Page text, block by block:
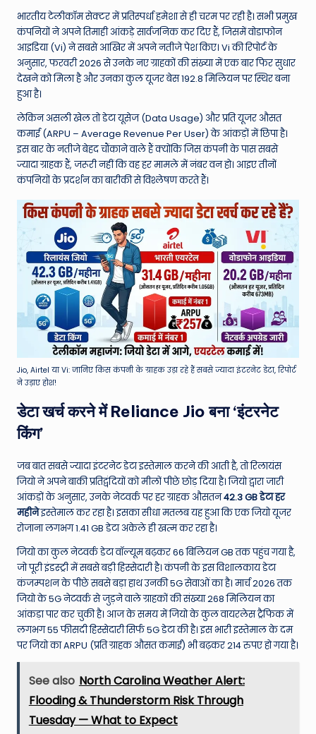
T
h
e
W
o
rl
d
भारतीय टेलीकॉम सेक्टर में प्रतिस्पर्धा हमेशा से ही चरम पर रही है। सभी प्रमुख
कंपनियों ने अपने तिमाही आंकड़े सार्वजनिक कर दिए हैं, जिसमें वोडाफोन
आइडिया (Vi) ने सबसे आखिर में अपने नतीजे पेश किए। Vi की रिपोर्ट के
अनुसार, फरवरी 2026 से उनके नए ग्राहकों की संख्या में एक बार फिर सुधार
देखने को मिला है और उनका कुल यूजर बेस 192.8 मिलियन पर स्थिर बना
हुआ है।
लेकिन असली खेल तो डेटा यूसेज (Data Usage) और प्रति यूजर औसत
कमाई (ARPU – Average Revenue Per User) के आंकड़ों में छिपा है।
इस बार के नतीजे बेहद चौंकाने वाले हैं क्योंकि जिस कंपनी के पास सबसे
ज्यादा ग्राहक हैं, जरूरी नहीं कि वह हर मामले में नंबर वन हो। आइए तीनों
कंपनियों के प्रदर्शन का बारीकी से विश्लेषण करते हैं।
Jio, Airtel या Vi: जानिए किस कंपनी के ग्राहक उड़ा रहे हैं सबसे ज्यादा इंटरनेट डेटा, रिपोर्ट
ने उड़ाए होश!
डेटा खर्च करने में Reliance Jio बना ‘इंटरनेट
किंग’
जब बात सबसे ज्यादा इंटरनेट डेटा इस्तेमाल करने की आती है, तो रिलायंस
जियो ने अपने बाकी प्रतिद्वंदियों को मीलों पीछे छोड़ दिया है। जियो द्वारा जारी
आंकड़ों के अनुसार, उनके नेटवर्क पर हर ग्राहक औसतन42.3 GB डेटा हर
महीनेइस्तेमाल कर रहा है। इसका सीधा मतलब यह हुआ कि एक जियो यूजर
रोजाना लगभग 1.41 GB डेटा अकेले ही खत्म कर रहा है।
जियो का कुल नेटवर्क डेटा वॉल्यूम बढ़कर 66 बिलियन GB तक पहुंच गया है,
जो पूरी इंडस्ट्री में सबसे बड़ी हिस्सेदारी है। कंपनी के इस विशालकाय डेटा
कंजम्पशन के पीछे सबसे बड़ा हाथ उनकी 5G सेवाओं का है। मार्च 2026 तक
जियो के 5G नेटवर्क से जुड़ने वाले ग्राहकों की संख्या 268 मिलियन का
आंकड़ा पार कर चुकी है। आज के समय में जियो के कुल वायरलेस ट्रैफिक में
लगभग 55 फीसदी हिस्सेदारी सिर्फ 5G डेटा की है। इस भारी इस्तेमाल के दम
पर जियो का ARPU (प्रति ग्राहक औसत कमाई) भी बढ़कर 214 रुपए हो गया है।
See also North Carolina Weather Alert:
Flooding & Thunderstorm Risk Through
Tuesday — What to Expect